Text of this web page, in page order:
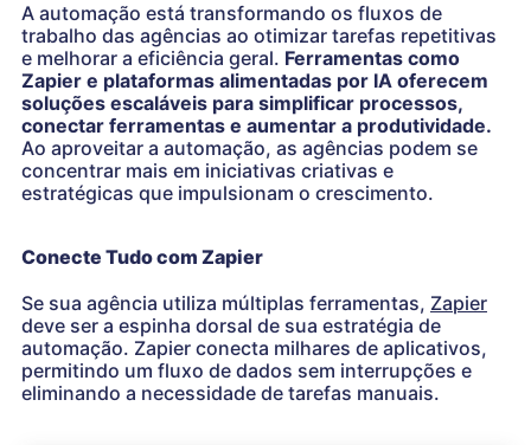
A automação está transformando os fluxos de
trabalho das agências ao otimizar tarefas repetitivas
e melhorar a eficiência geral. Ferramentas como
Zapier e plataformas alimentadas por IA oferecem
soluções escaláveis para simplificar processos,
conectar ferramentas e aumentar a produtividade.
Ao aproveitar a automação, as agências podem se
concentrar mais em iniciativas criativas e
estratégicas que impulsionam o crescimento.
Conecte Tudo com Zapier
Se sua agência utiliza múltiplas ferramentas, Zapier
deve ser a espinha dorsal de sua estratégia de
automação. Zapier conecta milhares de aplicativos,
permitindo um fluxo de dados sem interrupções e
eliminando a necessidade de tarefas manuais.